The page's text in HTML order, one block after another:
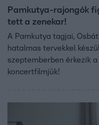
Pamkutya-rajongók
tett a zenekar!
A Pamkutya tagjai,
hatalmas tervekkel
szeptemberben érkezik
koncertfilmjük!